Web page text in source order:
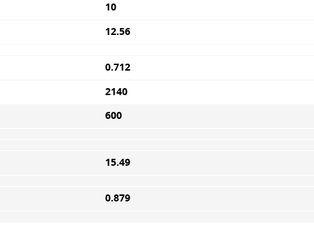
10
12.56
0.712
2140
600
15.49
0.879